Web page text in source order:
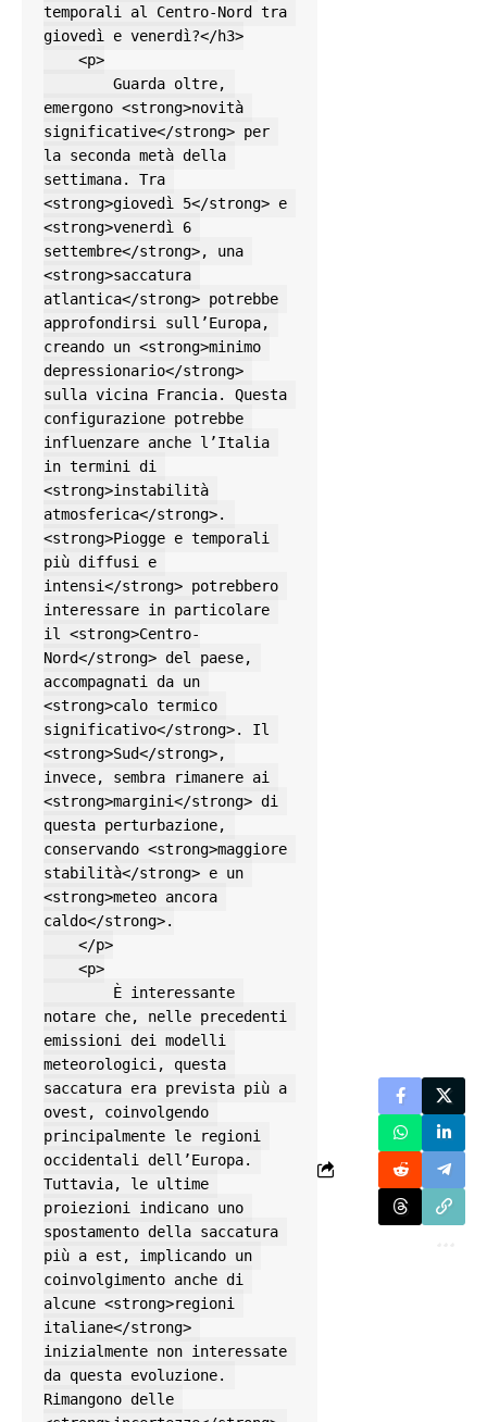
temporali al Centro-Nord tra
giovedì e venerdì?</h3>
emergono <strong>novità
significative</strong> per
la seconda metà della
settimana. Tra
<strong>giovedì 5</strong> e
<strong>venerdì 6
settembre</strong>, una
<strong>saccatura
atlantica</strong> potrebbe
approfondirsi sull’Europa,
creando un <strong>minimo
depressionario</strong>
sulla vicina Francia. Questa
configurazione potrebbe
influenzare anche l’Italia
in termini di
<strong>instabilità
atmosferica</strong>.
<strong>Piogge e temporali
più diffusi e
intensi</strong> potrebbero
interessare in particolare
il <strong>Centro-
Nord</strong> del paese,
accompagnati da un
<strong>calo termico
significativo</strong>. Il
<strong>Sud</strong>,
invece, sembra rimanere ai
<strong>margini</strong> di
questa perturbazione,
conservando <strong>maggiore
stabilità</strong> e un
<strong>meteo ancora
caldo</strong>.
notare che, nelle precedenti
emissioni dei modelli
meteorologici, questa
saccatura era prevista più a
ovest, coinvolgendo
principalmente le regioni
occidentali dell’Europa.
Tuttavia, le ultime
proiezioni indicano uno
spostamento della saccatura
più a est, implicando un
coinvolgimento anche di
alcune <strong>regioni
italiane</strong>
inizialmente non interessate
da questa evoluzione.
Rimangono delle